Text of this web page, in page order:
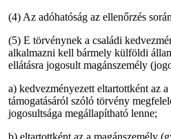
(4) Az adóhatóság az ellenőrzés
(5) E törvénynek a családi
alkalmazni kell bármely külföldi
ellátásra jogosult magánszemély
a) kedvezményezett eltartottként az
támogatásáról szóló törvény
jogosultsága megállapítható lenne;
b) eltartottként az a magánszemély